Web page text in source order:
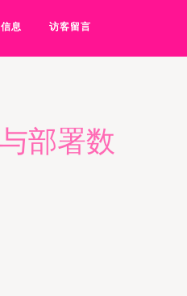
息 访客留言
部署数